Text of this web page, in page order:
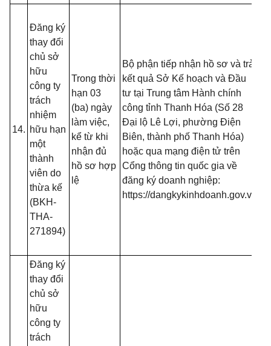
14.
Đăng ký
thay đổi
chủ sở
hữu
công ty
trách
nhiệm
hữu hạn
một
thành
viên do
thừa kế
(BKH-
THA-
271894)
Trong thời
hạn 03
(ba) ngày
làm việc,
kể từ khi
nhận đủ
hồ sơ hợp
lệ
Bộ phận tiếp nhận hồ sơ và trả
kết quả Sở Kế hoạch và Đầu
tư tại Trung tâm Hành chính
công tỉnh Thanh Hóa (Số 28
Đại lộ Lê Lợi, phường Điện
Biên, thành phố Thanh Hóa)
hoặc qua mạng điện tử trên
Cổng thông tin quốc gia về
đăng ký doanh nghiệp:
https://dangkykinhdoanh.gov.vn
Đăng ký
thay đổi
chủ sở
hữu
công ty
trách